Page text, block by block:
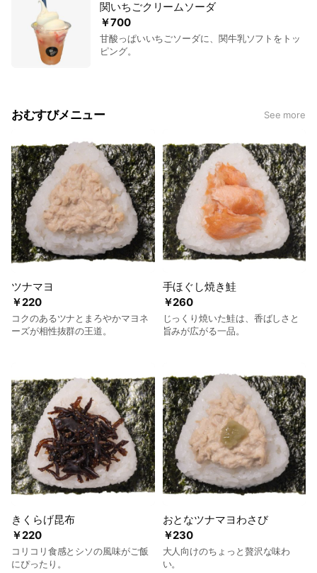
￥700
関いちごクリームソーダ
甘酸っぱいいちごソーダに、関牛乳ソフトをトッ
ピング。
おむすびメニュー See more
￥220
ツナマヨ
コクのあるツナとまろやかマヨネ
ーズが相性抜群の王道。
￥260
​手ほぐし焼き鮭
じっくり焼いた鮭は、香ばしさと
旨みが広がる一品。
￥220
きくらげ昆布
コリコリ食感とシソの風味がご飯
にぴったり。
￥230
おとなツナマヨわさび
大人向けのちょっと贅沢な味わ
い。